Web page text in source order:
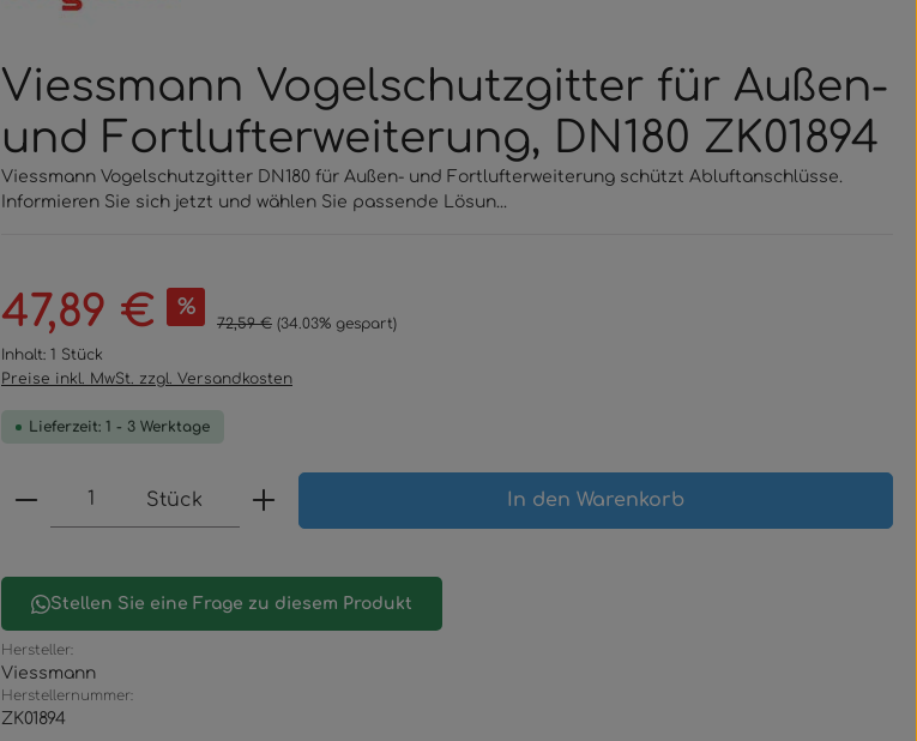
Viessmann Vogelschutzgitter für Außen-
und Fortlufterweiterung, DN180 ZK01894
Viessmann Vogelschutzgitter DN180 für Außen- und Fortlufterweiterung schützt Abluftanschlüsse.
Informieren Sie sich jetzt und wählen Sie passende Lösun...
Verkaufspreis:
47,89 € %
Regulärer Preis:
72,59 € (34.03% gespart)
Inhalt: 1 Stück
Preise inkl. MwSt. zzgl. Versandkosten
Lieferzeit: 1 - 3 Werktage
Produkt Anzahl: Gib den gewünschten Wert ein oder
Stück In den Warenkorb
Stellen Sie eine Frage zu diesem Produkt
Hersteller:
Viessmann
Herstellernummer:
ZK01894